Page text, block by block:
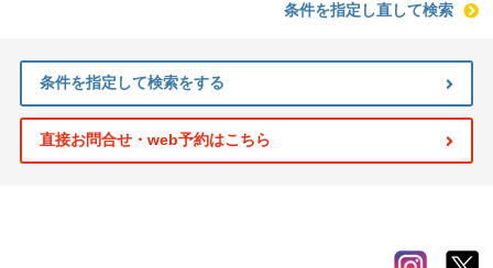
条件を指定し直して検索
条件を指定して検索をする
直接お問合せ・web予約はこちら